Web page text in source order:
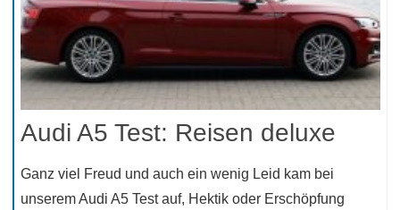
Audi A5 Test: Reisen deluxe
Ganz viel Freud und auch ein wenig Leid kam bei
unserem Audi A5 Test auf, Hektik oder Erschöpfung